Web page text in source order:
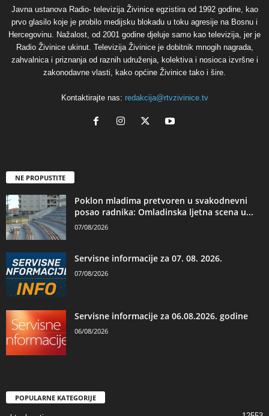
Javna ustanova Radio- televizija Živinice egzistira od 1992 godine, kao
prvo glasilo koje je probilo medijsku blokadu u toku agresije na Bosnu i
Hercegovinu. Nažalost, od 2001 godine djeluje samo kao televizija, jer je
Radio Živinice ukinut. Televizija Živinice je dobitnik mnogih nagrada,
zahvalnica i priznanja od raznih udruženja, kolektiva i nosioca izvršne i
zakonodavne vlasti, kako općine Živinice tako i šire.
Kontaktirajte nas: redakcija@rtvzivinice.tv
NE PROPUSTITE
Poklon mladima pretvoren u svakodnevni
posao radnika: Omladinska ljetna scena u...
07/08/2026
Servisne informacije za 07. 08. 2026.
07/08/2026
Servisne informacije za 06.08.2026. godine
06/08/2026
POPULARNE KATEGORIJE